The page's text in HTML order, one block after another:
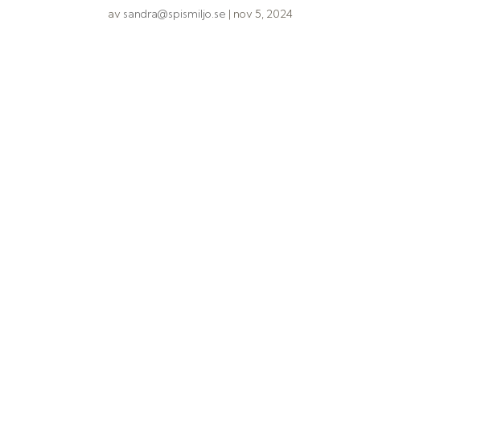
av sandra@spismiljo.se | nov 5, 2024